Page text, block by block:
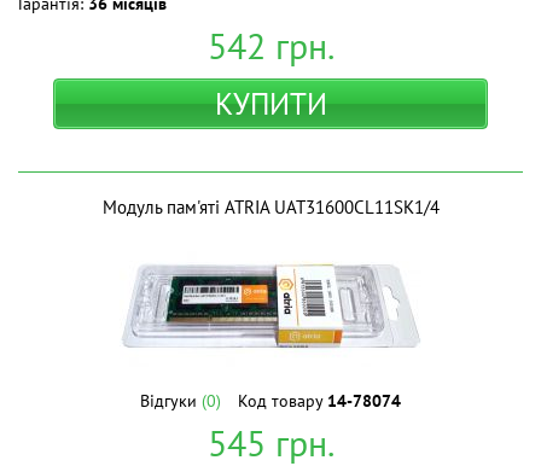
542 грн.
КУПИТИ
Модуль пам'яті ATRIA UAT31600CL11SK1/4
Відгуки (0) Код товару 14-78074
545 грн.